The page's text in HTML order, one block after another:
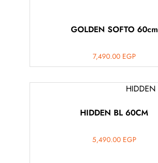
GOLDEN SOFTO 60cm
7,490.00 EGP
HIDDEN BL 60CM
5,490.00 EGP